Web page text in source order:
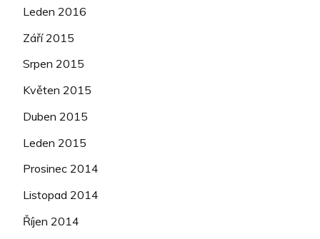
Leden 2016
Září 2015
Srpen 2015
Květen 2015
Duben 2015
Leden 2015
Prosinec 2014
Listopad 2014
Říjen 2014